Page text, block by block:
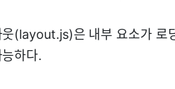
웃(layout.js)은 내부 요소가 로
하다.